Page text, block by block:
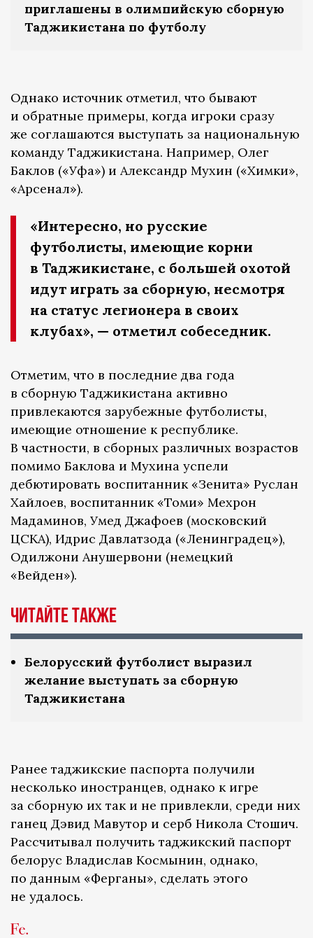
приглашены в олимпийскую сборную
Таджикистана по футболу
Однако источник отметил, что бывают
и обратные примеры, когда игроки сразу
же соглашаются выступать за национальную
команду Таджикистана. Например, Олег
Баклов («Уфа») и Александр Мухин («Химки»,
«Арсенал»).
«Интересно, но русские
футболисты, имеющие корни
в Таджикистане, с большей охотой
идут играть за сборную, несмотря
на статус легионера в своих
клубах», — отметил собеседник.
Отметим, что в последние два года
в сборную Таджикистана активно
привлекаются зарубежные футболисты,
имеющие отношение к республике.
В частности, в сборных различных возрастов
помимо Баклова и Мухина успели
дебютировать воспитанник «Зенита» Руслан
Хайлоев, воспитанник «Томи» Мехрон
Мадаминов, Умед Джафоев (московский
ЦСКА), Идрис Давлатзода («Ленинградец»),
Одилжони Анушервони (немецкий
«Вейден»).
Читайте также
Белорусский футболист выразил
желание выступать за сборную
Таджикистана
Ранее таджикские паспорта получили
несколько иностранцев, однако к игре
за сборную их так и не привлекли, среди них
ганец Дэвид Мавутор и серб Никола Стошич.
Рассчитывал получить таджикский паспорт
белорус Владислав Космынин, однако,
по данным «Ферганы», сделать этого
не удалось.